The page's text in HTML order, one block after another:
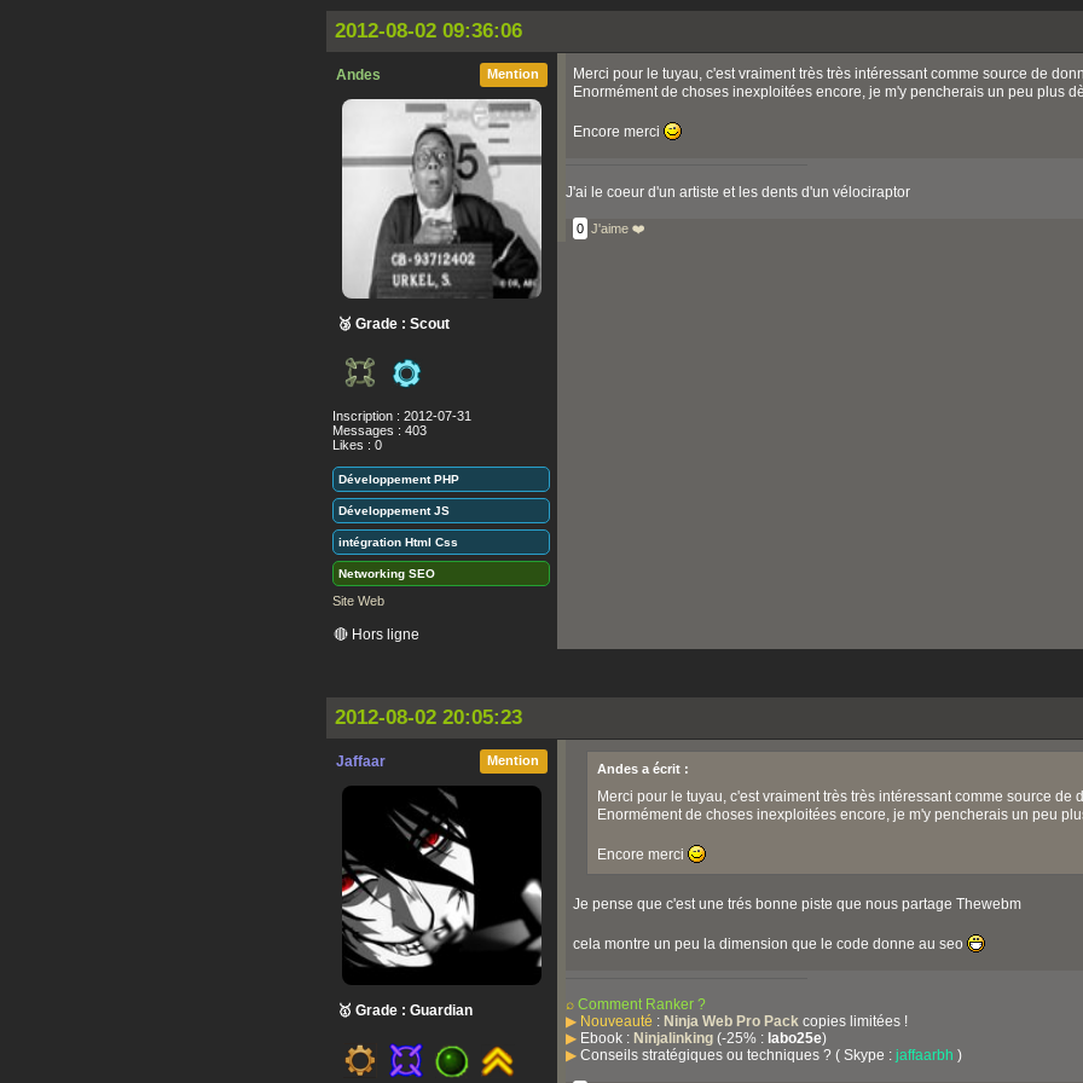
2012-08-02 09:36:06
Mention
Andes
🥉 Grade : Scout
Inscription : 2012-07-31
Messages : 403
Likes : 0
Développement PHP
Développement JS
intégration Html Css
Networking SEO
Site Web
Merci pour le tuyau, c'est vraiment très très intéressant comme source de
Enormément de choses inexploitées encore, je m'y pencherais un peu plus
Encore merci
J'ai le coeur d'un artiste et les dents d'un vélociraptor
0 J'aime ❤️
🔴 Hors ligne
2012-08-02 20:05:23
Mention
Jaffaar
🥇 Grade : Guardian
Andes a écrit :
Merci pour le tuyau, c'est vraiment très très intéressant comme source de
Enormément de choses inexploitées encore, je m'y pencherais un peu
Encore merci
Je pense que c'est une trés bonne piste que nous partage Thewebm
cela montre un peu la dimension que le code donne au seo
⌕ Comment Ranker ?
▶ Nouveauté : Ninja Web Pro Pack copies limitées !
▶ Ebook : Ninjalinking (-25% : labo25e)
▶ Conseils stratégiques ou techniques ? ( Skype : jaffaarbh )